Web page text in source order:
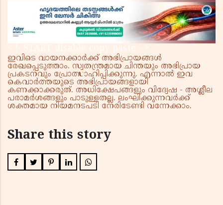
< !- START disable copy paste -->
ഇവിടെ വായനക്കാർക്ക് അഭിപ്രായങ്ങൾ
രേഖപ്പെടുത്താം. സ്വതന്ത്രമായ ചിന്തയും അഭിപ്രായ
പ്രകടനവും പ്രോത്സാഹിപ്പിക്കുന്നു. എന്നാൽ ഇവ
കെവാർത്തയുടെ അഭിപ്രായങ്ങളായി
കണക്കാക്കരുത്. അധിക്ഷേപങ്ങളും വിദ്വേഷ - അശ്ലീല
പരാമർശങ്ങളും പാടുള്ളതല്ല. ലംഘിക്കുന്നവർക്ക്
ശക്തമായ നിയമനടപടി നേരിടേണ്ടി വന്നേക്കാം.
Share this story